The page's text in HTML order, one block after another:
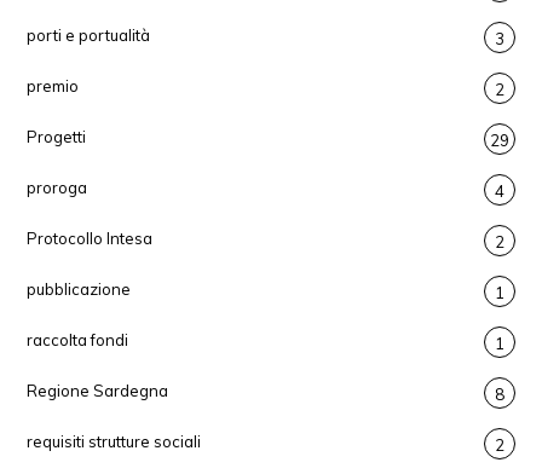
porti e portualità 3
premio 2
Progetti 29
proroga 4
Protocollo Intesa 2
pubblicazione 1
raccolta fondi 1
Regione Sardegna 8
requisiti strutture sociali 2